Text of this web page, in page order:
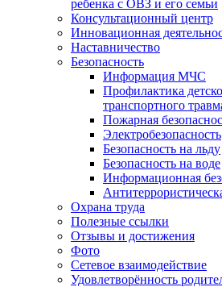
ребенка с ОВЗ и его семьи
Консультационный центр
Инновационная
Наставничество
Безопасность
Информация МЧС
Профилактика
транспортного
Пожарная
Электробезопасность
Безопасность на льду
Безопасность на воде
Информационная
Охрана труда
Полезные ссылки
Отзывы и достижения
Фото
Сетевое взаимодействие
Удовлетворённость